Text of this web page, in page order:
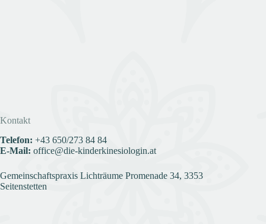
Kontakt
Telefon: +43 650/273 84 84
E-Mail: office@die-kinderkinesiologin.at
Gemeinschaftspraxis Lichträume Promenade 34, 3353
Seitenstetten